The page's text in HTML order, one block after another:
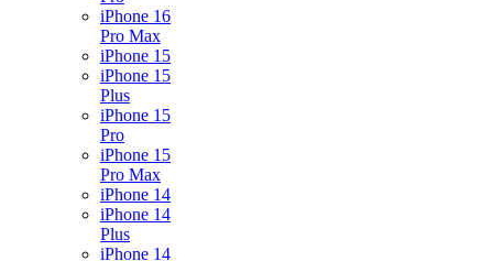
iPhone 16
Pro Max
iPhone 15
iPhone 15
Plus
iPhone 15
Pro
iPhone 15
Pro Max
iPhone 14
iPhone 14
Plus
iPhone 14